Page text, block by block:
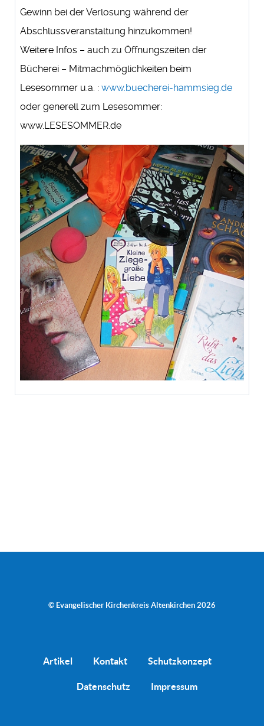
Gewinn bei der Verlosung während der
Abschlussveranstaltung hinzukommen!
Weitere Infos – auch zu Öffnungszeiten der
Bücherei – Mitmachmöglichkeiten beim
Lesesommer u.a. : www.buecherei-hammsieg.de
oder generell zum Lesesommer:
www.LESESOMMER.de
© Evangelischer Kirchenkreis Altenkirchen 2026
Artikel Kontakt Schutzkonzept
Datenschutz Impressum